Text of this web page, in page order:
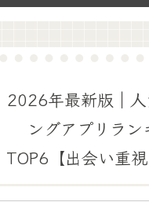
2026年最新版｜
ングアプリラン
TOP6【出会い重視